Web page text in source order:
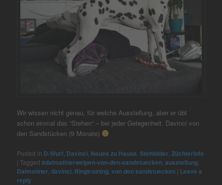
Wir wissen nicht genau, für welche Ausstellung, aber er übt
schon einmal das “Stehen“ – bei jeder Gelegenheit. Davinci von
den Sandstücken (9 Monate)
Posted in D-Wurf Davinci Neues zu Hause ,Stehbilder ,Züchterinfo
|Tagged #dalmatinerwelpen-von-den-sandstuecken ,ausstellung
Dalmatiner ,davinci Ringtraining ,von den sandstuecken | Leave a
reply